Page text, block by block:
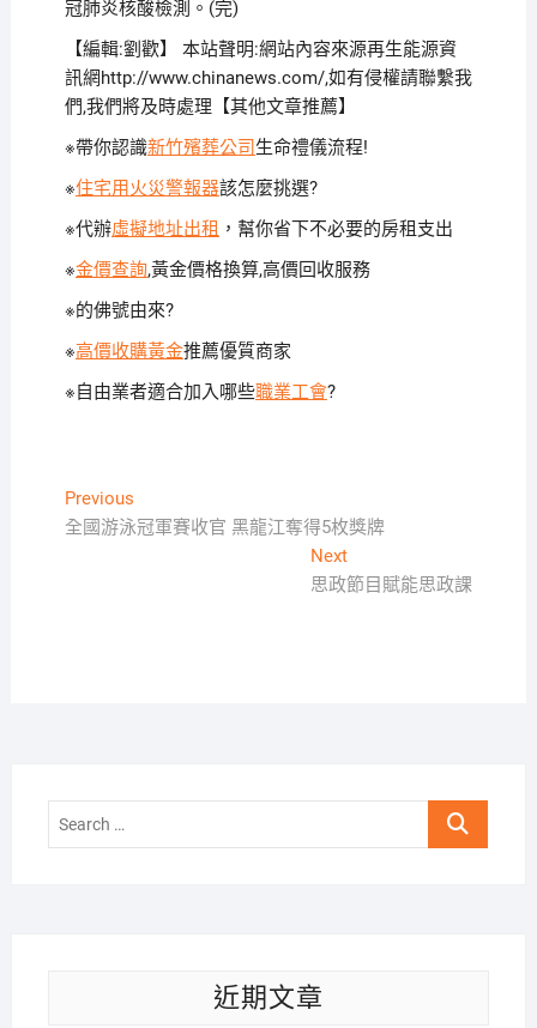
冠肺炎核酸檢測。(完)
【編輯:劉歡】 本站聲明:網站內容來源再生能源資
訊網http://www.chinanews.com/,如有侵權請聯繫我
們,我們將及時處理【其他文章推薦】
※帶你認識新竹殯葬公司生命禮儀流程!
※住宅用火災警報器該怎麼挑選?
※代辦虛擬地址出租 ，幫你省下不必要的房租支出
※金價查詢,黃金價格換算,高價回收服務
※的佛號由來?
※高價收購黃金推薦優質商家
※自由業者適合加入哪些職業工會?
文
章
PreviousPrevious
post:
全國游泳冠軍賽收官 黑龍江奪得5枚獎牌
NextNext
post:
思政節目賦能思政課
Search
近期文章